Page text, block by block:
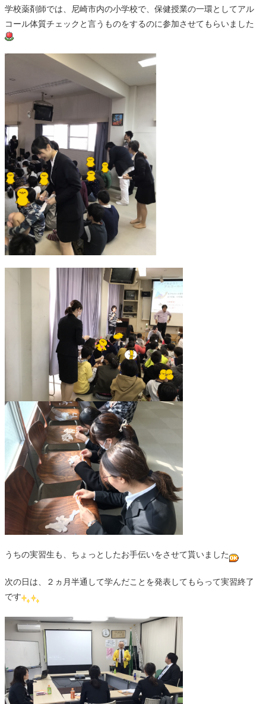
学校薬剤師では、尼崎市内の小学校で、保健授業の一環としてアル
コール体質チェックと言うものをするのに参加させてもらいました
うちの実習生も、ちょっとしたお手伝いをさせて貰いました
次の日は、２ヵ月半通して学んだことを発表してもらって実習終了
です